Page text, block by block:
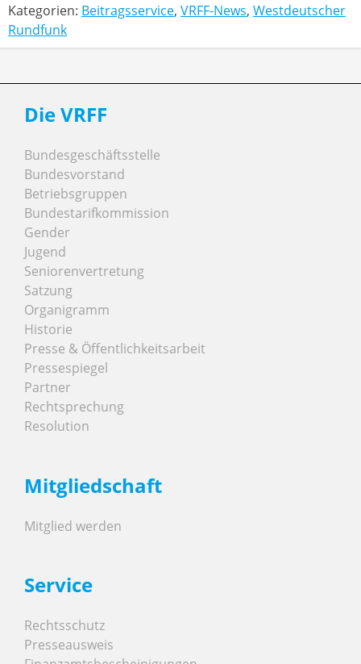
Kategorien: Beitragsservice, VRFF-News, Westdeutscher
Rundfunk
Die VRFF
Bundesgeschäftsstelle
Bundesvorstand
Betriebsgruppen
Bundestarifkommission
Gender
Jugend
Seniorenvertretung
Satzung
Organigramm
Historie
Presse & Öffentlichkeitsarbeit
Pressespiegel
Partner
Rechtsprechung
Resolution
Mitgliedschaft
Mitglied werden
Service
Rechtsschutz
Presseausweis